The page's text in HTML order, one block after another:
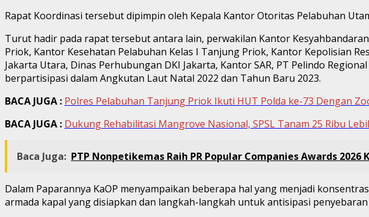
Rapat Koordinasi tersebut dipimpin oleh Kepala Kantor Otoritas Pelabuhan
Turut hadir pada rapat tersebut antara lain, perwakilan Kantor
Priok, Kantor Kesehatan Pelabuhan Kelas I Tanjung Priok, Kantor Kepolisian
Jakarta Utara, Dinas Perhubungan DKI Jakarta, Kantor SAR, PT Pelindo
berpartisipasi dalam Angkutan Laut Natal 2022 dan Tahun Baru 2023.
BACA JUGA : Polres Pelabuhan Tanjung Priok Ikuti HUT Polda ke-73 Dengan
BACA JUGA : Dukung Rehabilitasi Mangrove Nasional, SPSL Tanam 25 Ribu
Baca Juga: PTP Nonpetikemas Raih PR Popular Companies Awards
Dalam Paparannya KaOP menyampaikan beberapa hal yang menjadi
armada kapal yang disiapkan dan langkah-langkah untuk antisipasi penyebaran